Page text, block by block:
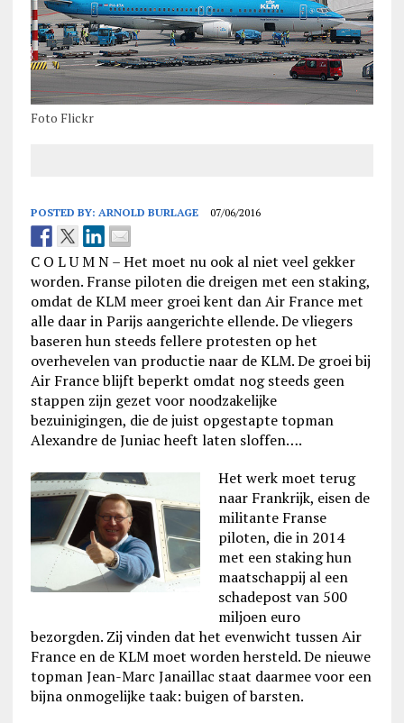
Foto Flickr
POSTED BY: ARNOLD BURLAGE 07/06/2016
C O L U M N –Het moet nu ook al niet veel gekker
worden. Franse piloten die dreigen met een staking,
omdat de KLM meer groei kent dan Air France met
alle daar in Parijs aangerichte ellende. De vliegers
baseren hun steeds fellere protesten op het
overhevelen van productie naar de KLM. De groei bij
Air France blijft beperkt omdat nog steeds geen
stappen zijn gezet voor noodzakelijke
bezuinigingen, die de juist opgestapte topman
Alexandre de Juniac heeft laten sloffen….
Het werk moet terug
naar Frankrijk, eisen de
militante Franse
piloten, die in 2014
met een staking hun
maatschappij al een
schadepost van 500
miljoen euro
bezorgden. Zij vinden dat het evenwicht tussen Air
France en de KLM moet worden hersteld. De nieuwe
topman Jean-Marc Janaillac staat daarmee voor een
bijna onmogelijke taak: buigen of barsten.